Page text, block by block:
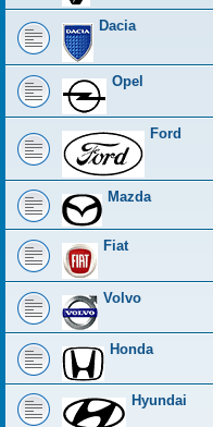
Dacia
Opel
Ford
Mazda
Fiat
Volvo
Honda
Hyundai